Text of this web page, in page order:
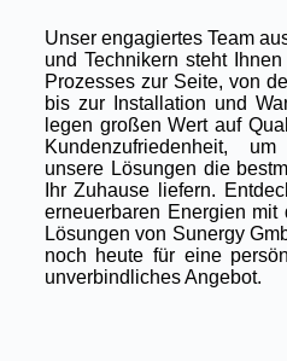
Unser engagiertes Team
und Technikern steht
Prozesses zur Seite, von
bis zur Installation und
legen großen Wert auf
Kundenzufriedenheit,
unsere Lösungen die
Ihr Zuhause liefern.
erneuerbaren Energien mit
Lösungen von Sunergy
noch heute für eine
unverbindliches Angebot.